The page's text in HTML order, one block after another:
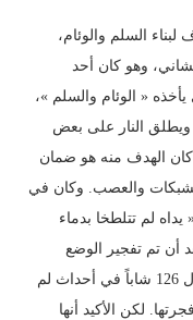
السلم والوئام،
وهو كان أحد
« الوئام والسلم »،
» ويطلق النار على بعض
كان الهدف منه هو ضمان
والعصب. وكان في
لم تتلطخا بدماء
أن تم تفجير الوضع
بمنطقة القبائل في نيسان/ إبريل 2001 واغتيال 126 شاباً في أحداث لم
لكن الأكيد أنها